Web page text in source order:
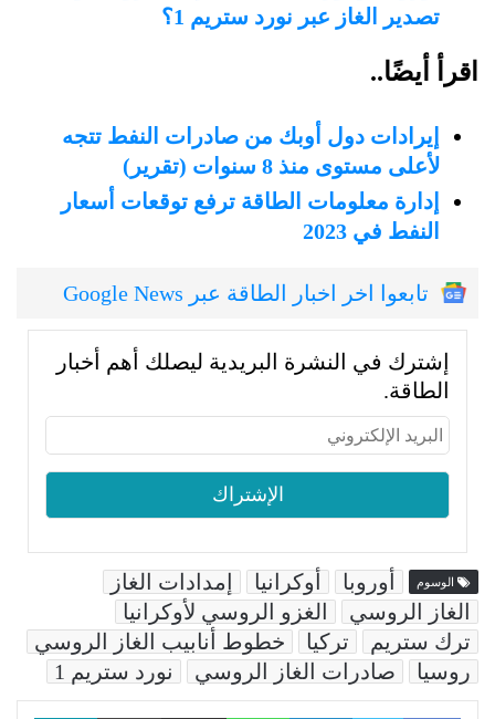
تصدير الغاز عبر نورد ستريم 1؟
اقرأ أيضًا..
إيرادات دول أوبك من صادرات النفط تتجه
لأعلى مستوى منذ 8 سنوات (تقرير)
إدارة معلومات الطاقة ترفع توقعات أسعار
النفط في 2023
تابعوا اخر اخبار الطاقة عبر Google News
إشترك في النشرة البريدية ليصلك أهم أخبار
الطاقة.
الوسوم أوروبا أوكرانيا
إمدادات الغاز
الغاز الروسي
الغزو الروسي لأوكرانيا
ترك ستريم
تركيا
خطوط أنابيب الغاز الروسي
روسيا
صادرات الغاز الروسي نورد ستريم 1